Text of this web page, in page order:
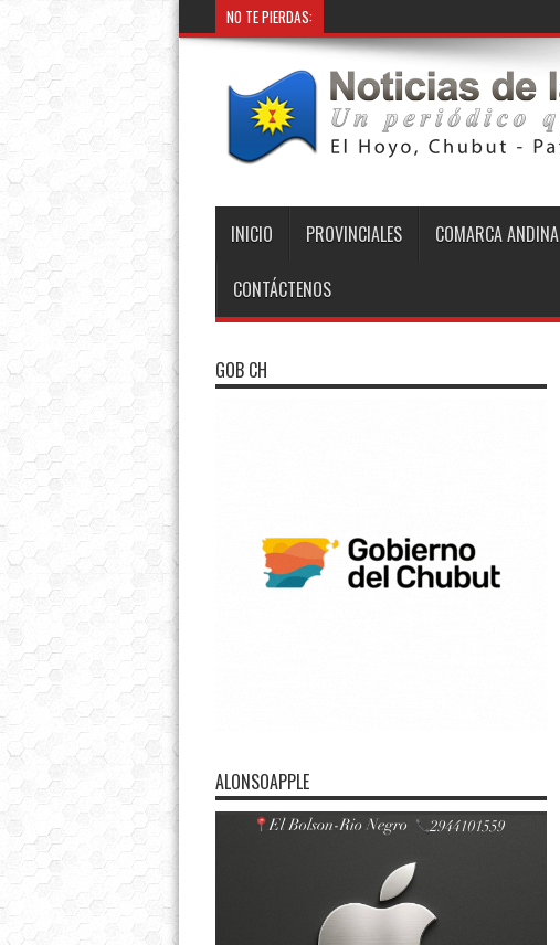
NO TE PIERDAS:
INICIO PROVINCIALES COMARCA ANDINA
CONTÁCTENOS
GOB CH
ALONSOAPPLE